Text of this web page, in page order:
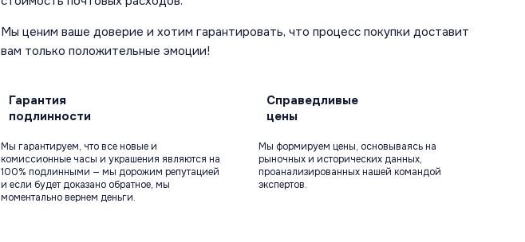
Мы ценим ваше доверие и хотим гарантировать, что процесс покупки доставит
вам только положительные эмоции!
Гарантия
подлинности
Мы гарантируем, что все новые и
комиссионные часы и украшения являются на
100% подлинными — мы дорожим репутацией
и если будет доказано обратное, мы
моментально вернем деньги.
Справедливые
цены
Мы формируем цены, основываясь на
рыночных и исторических данных,
проанализированных нашей командой
экспертов.